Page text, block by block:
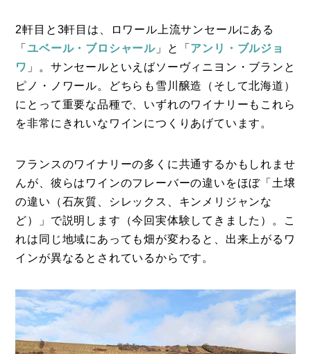
2軒目と3軒目は、ロワール上流サンセールにある
「ユベール・ブロシャール 」と「 アンリ・ブルジョ
ワ 」。サンセールといえばソーヴィニヨン・ブランと
ピノ・ノワール。どちらも雪川醸造（そして北海道）
にとって重要な品種で、いずれのワイナリーもこれら
を非常にきれいなワインにつくりあげています。
フランスのワイナリーの多くに共通するかもしれませ
んが、彼らはワインのフレーバーの違いをほぼ「土壌
の違い（石灰質、シレックス、キンメリジャンな
ど）」で説明します（今回実体験してきました）。こ
れは同じ地域にあっても畑が変わると、出来上がるワ
インが異なるとされているからです。